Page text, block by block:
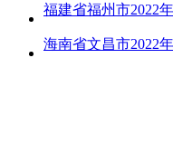
福建省福州市2022
海南省文昌市2022